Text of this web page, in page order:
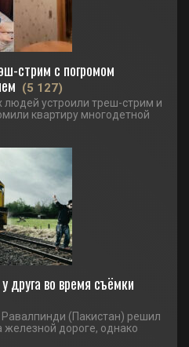
стрим с погромом
(5 127)
людей устроили треш-стрим и
квартиру многодетной
друга во время съёмки
(Пакистан) решил
дороге, однако